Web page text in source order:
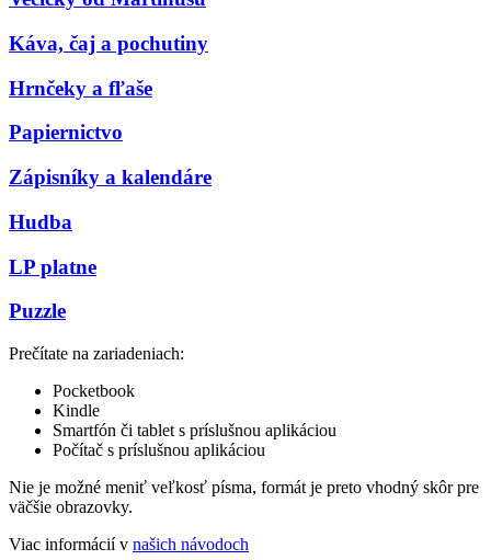
Káva, čaj a pochutiny
Hrnčeky a fľaše
Papiernictvo
Zápisníky a kalendáre
Hudba
LP platne
Puzzle
Prečítate na zariadeniach:
Pocketbook
Kindle
Smartfón či tablet s príslušnou aplikáciou
Počítač s príslušnou aplikáciou
Nie je možné meniť veľkosť písma, formát je preto vhodný skôr pre
väčšie obrazovky.
Viac informácií v našich návodoch